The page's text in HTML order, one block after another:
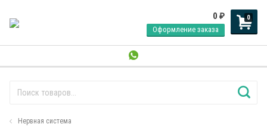
0
0 ₽
Оформление заказа
Нервная система